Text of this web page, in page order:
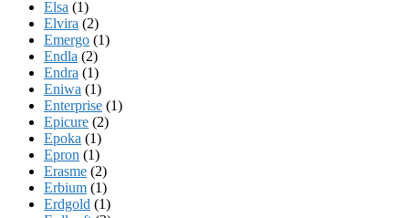
Elsa (1)
Elvira (2)
Emergo (1)
Endla (2)
Endra (1)
Eniwa (1)
Enterprise (1)
Epicure (2)
Epoka (1)
Epron (1)
Erasme (2)
Erbium (1)
Erdgold (1)